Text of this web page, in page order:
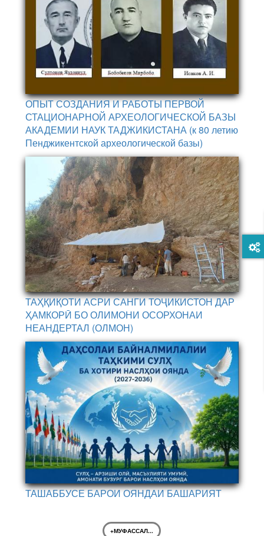
ОПЫТ СОЗДАНИЯ И РАБОТЫ ПЕРВОЙ
СТАЦИОНАРНОЙ АРХЕОЛОГИЧЕСКОЙ БАЗЫ
АКАДЕМИИ НАУК ТАДЖИКИСТАНА (к 80 летию
Пенджикентской археологической базы)
ТАҲҚИҚОТИ АСРИ САНГИ ТОҶИКИСТОН ДАР
ҲАМКОРӢ БО ОЛИМОНИ ОСОРХОНАИ
НЕАНДЕРТАЛ (ОЛМОН)
ТАШАББУСЕ БАРОИ ОЯНДАИ БАШАРИЯТ
+МУФАССАЛ...